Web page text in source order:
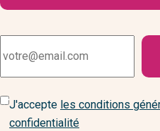
J'accepte les conditions
confidentialité